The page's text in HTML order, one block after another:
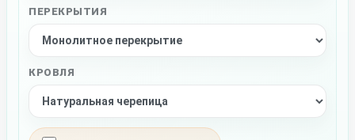
ПЕРЕКРЫТИЯ
КРОВЛЯ